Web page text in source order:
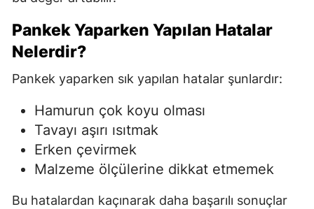
Pankek Yaparken Yapılan Hatalar
Nelerdir?
Pankek yaparken sık yapılan hatalar şunlardır:
Hamurun çok koyu olması
Tavayı aşırı ısıtmak
Erken çevirmek
Malzeme ölçülerine dikkat etmemek
Bu hatalardan kaçınarak daha başarılı sonuçlar